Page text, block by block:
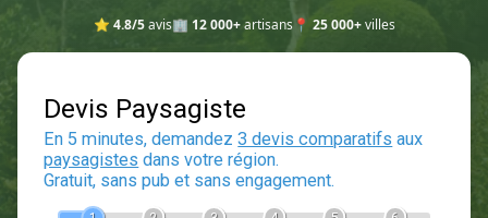
⭐ 4.8/5avis🏢 12 000+artisans📍 25 000+villes
Devis Paysagiste